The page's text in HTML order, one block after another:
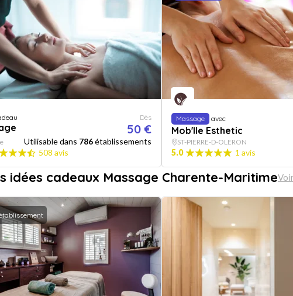
Dès
50 €
Utilisable dans 786établissements
508 avis
Massage avec
Mob'Ile Esthetic
ST-PIERRE-D-OLERON
5.0 1 avis
idées cadeaux Massage Charente-Maritime